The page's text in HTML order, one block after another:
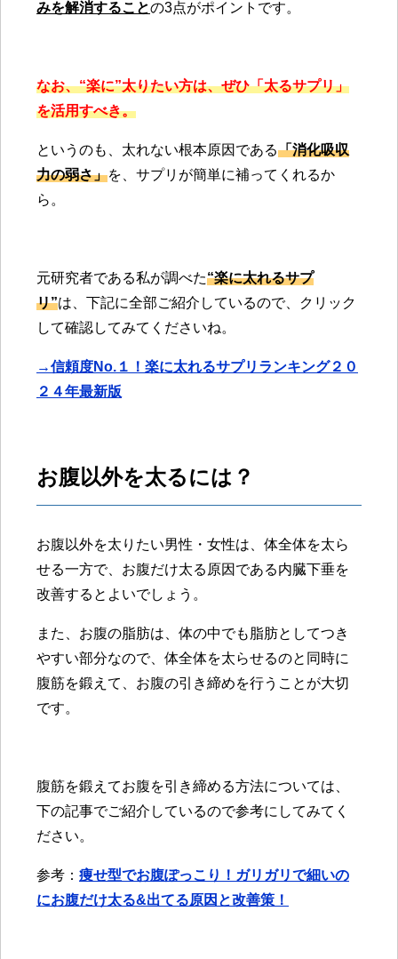
みを解消することの3点がポイントです。
なお、“楽に”太りたい方は、ぜひ「太るサプリ」
を活用すべき。
というのも、太れない根本原因である「消化吸収
力の弱さ」を、サプリが簡単に補ってくれるか
ら。
元研究者である私が調べた“楽に太れるサプ
リ”は、下記に全部ご紹介しているので、クリック
して確認してみてくださいね。
→信頼度No.１！楽に太れるサプリランキング２０
２４年最新版
お腹以外を太るには？
お腹以外を太りたい男性・女性は、体全体を太ら
せる一方で、お腹だけ太る原因である内臓下垂を
改善するとよいでしょう。
また、お腹の脂肪は、体の中でも脂肪としてつき
やすい部分なので、体全体を太らせるのと同時に
腹筋を鍛えて、お腹の引き締めを行うことが大切
です。
腹筋を鍛えてお腹を引き締める方法については、
下の記事でご紹介しているので参考にしてみてく
ださい。
参考： 痩せ型でお腹ぽっこり！ガリガリで細いの
にお腹だけ太る&出てる原因と改善策！